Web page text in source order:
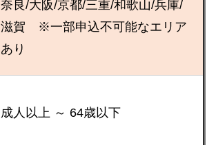
奈良/大阪/京都/三重/和歌山/兵庫/
滋賀 ※一部申込不可能なエリア
あり
成人以上 ～ 64歳以下